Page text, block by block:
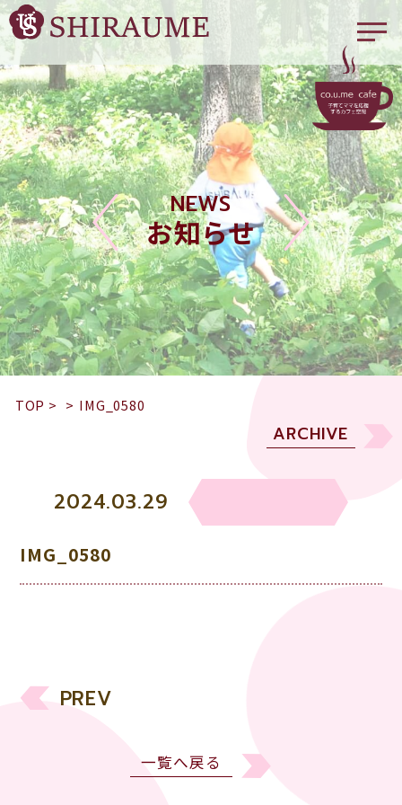
NEWS
お知らせ
TOP > > IMG_0580
ARCHIVE
2024.03.29
IMG_0580
PREV
一覧へ戻る